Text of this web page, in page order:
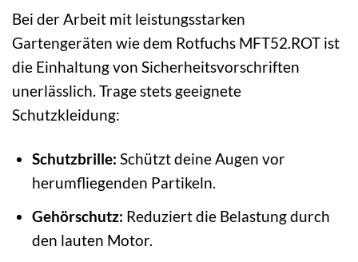
Bei der Arbeit mit leistungsstarken
Gartengeräten wie dem Rotfuchs MFT52.ROT ist
die Einhaltung von Sicherheitsvorschriften
unerlässlich. Trage stets geeignete
Schutzkleidung:
Schutzbrille: Schützt deine Augen vor
herumfliegenden Partikeln.
Gehörschutz: Reduziert die Belastung durch
den lauten Motor.